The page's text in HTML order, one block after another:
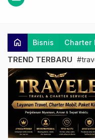
home Bisnis Charter
TREND TERBARU